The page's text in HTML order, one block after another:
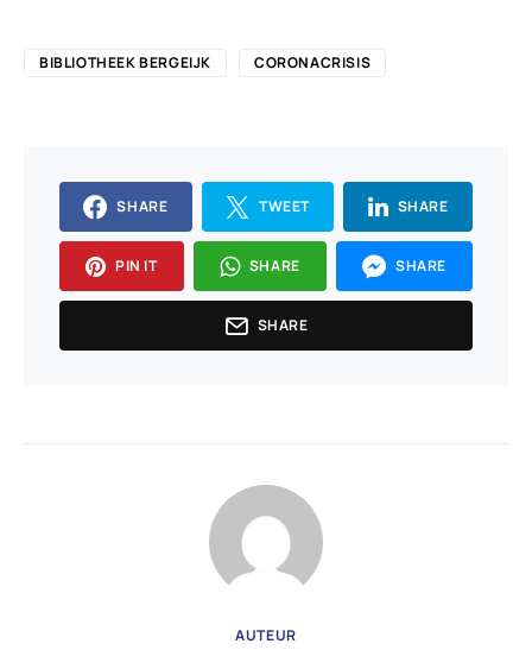
BIBLIOTHEEK BERGEIJK CORONACRISIS
SHARE TWEET SHARE
PIN IT SHARE SHARE
SHARE
AUTEUR